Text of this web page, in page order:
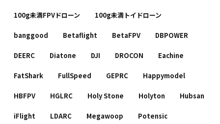
100g未満FPVドローン 100g未満トイドローン
banggood Betaflight BetaFPV DBPOWER
DEERC Diatone DJI DROCON Eachine
FatShark FullSpeed GEPRC Happymodel
HBFPV HGLRC Holy Stone Holyton Hubsan
iFlight LDARC Megawoop Potensic